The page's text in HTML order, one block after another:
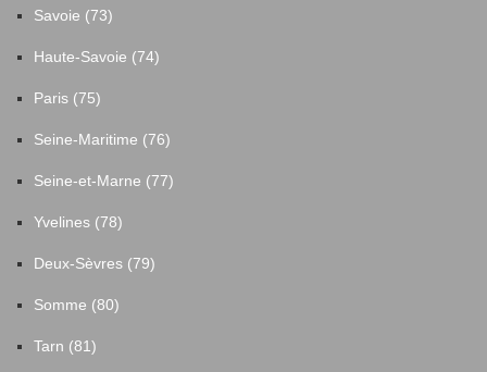
Savoie (73)
Haute-Savoie (74)
Paris (75)
Seine-Maritime (76)
Seine-et-Marne (77)
Yvelines (78)
Deux-Sèvres (79)
Somme (80)
Tarn (81)